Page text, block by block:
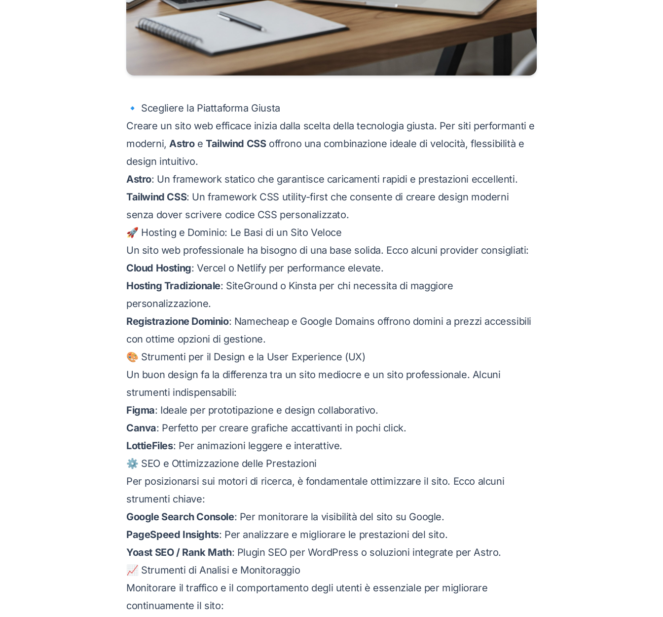
🔹 Scegliere la Piattaforma Giusta
Creare un sito web efficace inizia dalla scelta della tecnologia giusta. Per siti performanti e
moderni,AstroeTailwind CSSoffrono una combinazione ideale di velocità, flessibilità e
design intuitivo.
Astro: Un framework statico che garantisce caricamenti rapidi e prestazioni eccellenti.
Tailwind CSS: Un framework CSS utility-first che consente di creare design moderni
senza dover scrivere codice CSS personalizzato.
🚀 Hosting e Dominio: Le Basi di un Sito Veloce
Un sito web professionale ha bisogno di una base solida. Ecco alcuni provider consigliati:
Cloud Hosting: Vercel o Netlify per performance elevate.
Hosting Tradizionale: SiteGround o Kinsta per chi necessita di maggiore
personalizzazione.
Registrazione Dominio: Namecheap e Google Domains offrono domini a prezzi accessibili
con ottime opzioni di gestione.
🎨 Strumenti per il Design e la User Experience (UX)
Un buon design fa la differenza tra un sito mediocre e un sito professionale. Alcuni
strumenti indispensabili:
Figma: Ideale per prototipazione e design collaborativo.
Canva: Perfetto per creare grafiche accattivanti in pochi click.
LottieFiles: Per animazioni leggere e interattive.
⚙️ SEO e Ottimizzazione delle Prestazioni
Per posizionarsi sui motori di ricerca, è fondamentale ottimizzare il sito. Ecco alcuni
strumenti chiave:
Google Search Console: Per monitorare la visibilità del sito su Google.
PageSpeed Insights: Per analizzare e migliorare le prestazioni del sito.
Yoast SEO / Rank Math: Plugin SEO per WordPress o soluzioni integrate per Astro.
📈 Strumenti di Analisi e Monitoraggio
Monitorare il traffico e il comportamento degli utenti è essenziale per migliorare
continuamente il sito: